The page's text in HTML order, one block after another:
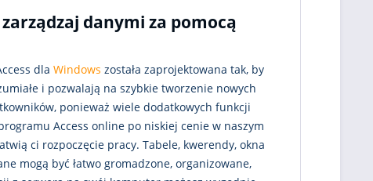
danymi za pomocą
dla Windows została zaprojektowana tak, by
i pozwalają na szybkie tworzenie nowych
ponieważ wiele dodatkowych funkcji
Access online po niskiej cenie w naszym
ci rozpoczęcie pracy. Tabele, kwerendy, okna
mogą być łatwo gromadzone, organizowane,